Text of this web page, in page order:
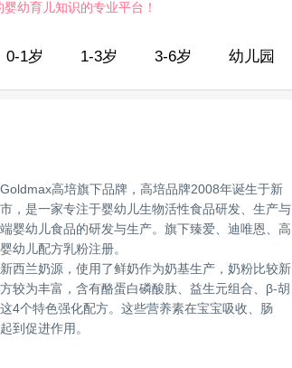
幼育儿知识的专业平台！
0-1岁 1-3岁 3-6岁 幼儿园
高培旗下品牌，高培品牌2008年诞生于新
，是一家专注于婴幼儿生物活性食品研发、生产与
婴幼儿食品的研发与生产。旗下臻爱、迪唯恩、高
幼儿配方乳粉注册。
西兰奶源，使用了鲜奶作为奶基生产，奶粉比较新
较为丰富，含有酪蛋白磷酸肽、益生元组合、β-胡
4个特色强化配方。这些营养素在宝宝吸收、肠
到促进作用。